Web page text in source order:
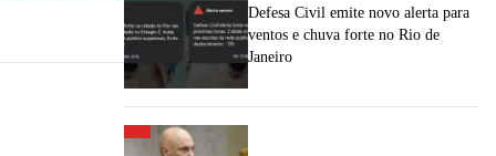
Defesa Civil emite novo alerta para
ventos e chuva forte no Rio de
Janeiro